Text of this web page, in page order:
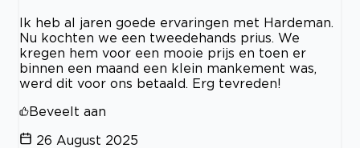
Ik heb al jaren goede ervaringen met Hardeman.
Nu kochten we een tweedehands prius. We
kregen hem voor een mooie prijs en toen er
binnen een maand een klein mankement was,
werd dit voor ons betaald. Erg tevreden!
Beveelt aan
26 August 2025